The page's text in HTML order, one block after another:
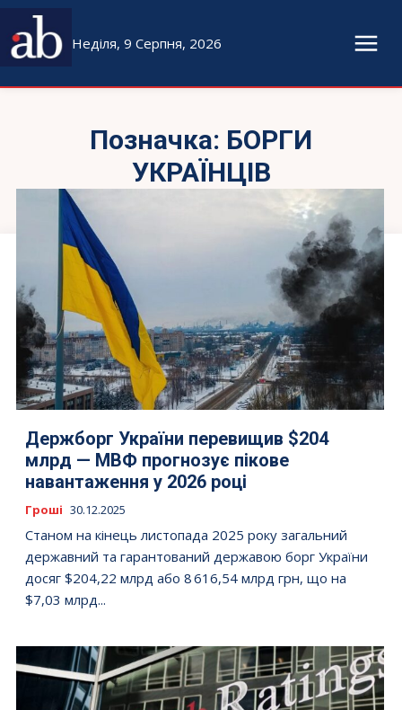
Неділя, 9 Серпня, 2026
Позначка: БОРГИ
УКРАЇНЦІВ
Держборг України перевищив $204
млрд — МВФ прогнозує пікове
навантаження у 2026 році
Гроші 30.12.2025
Станом на кінець листопада 2025 року загальний
державний та гарантований державою борг України
досяг $204,22 млрд або 8 616,54 млрд грн, що на
$7,03 млрд...